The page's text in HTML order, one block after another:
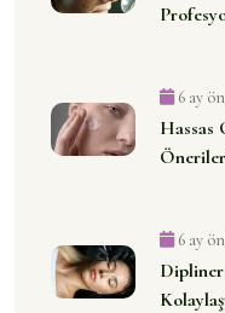
6 ay
Hassas
6 ay